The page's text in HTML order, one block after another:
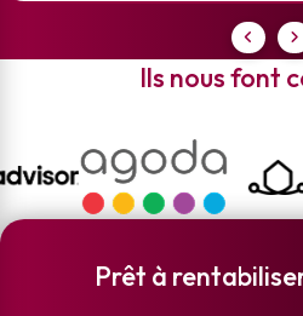
Ils nous font
Prêt à